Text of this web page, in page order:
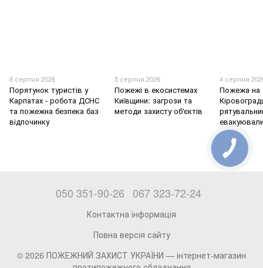
8 серпня 2026
Порятунок туристів у
Карпатах - робота ДСНС
та пожежна безпека баз
відпочинку
5 серпня 2026
Пожежі в екосистемах
Київщини: загрози та
методи захисту об'єктів
4 серпня
Пожежа на
050 351-90-26 067 323-72-24
Контактна інформація
Повна версія сайту
© 2026 ПОЖЕЖНИЙ ЗАХИСТ УКРАЇНИ — інтернет-магазин